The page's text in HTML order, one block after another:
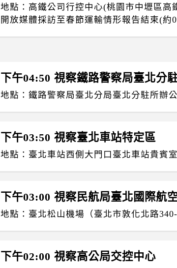
地點：高鐵公司行控中心(桃園市中壢區高
開放媒體採訪至春節運輸情形報告結束(約
下午04:50 視察鐵路警察局臺北分
地點：鐵路警察局臺北分局臺北分駐所辦
下午03:50 視察臺北車站特定區
地點：臺北車站西側大門口臺北車站貴賓室
下午03:00 視察民航局臺北國際航
地點：臺北松山機場（臺北市敦化北路340-
下午02:00 視察高公局交控中心